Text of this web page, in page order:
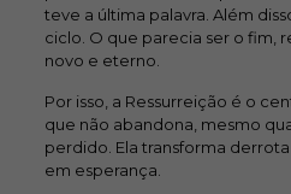
teve a última palavra. Além
ciclo. O que parecia ser o fim,
novo e eterno.
Por isso, a Ressurreição é o
que não abandona, mesmo
perdido. Ela transforma
em esperança.